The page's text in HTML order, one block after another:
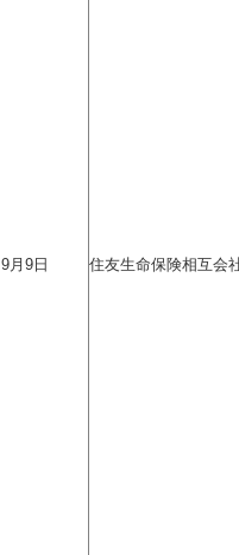
9月9日 住友生命保険相互会